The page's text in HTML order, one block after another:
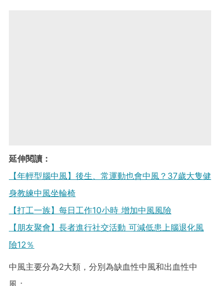
延伸閱讀：
【年輕型腦中風】後生、常運動也會中風？37歲大隻健
身教練中風坐輪椅
【打工一族】每日工作10小時 增加中風風險
【朋友聚會】長者進行社交活動 可減低患上腦退化風
險12％
中風主要分為2大類，分別為缺血性中風和出血性中